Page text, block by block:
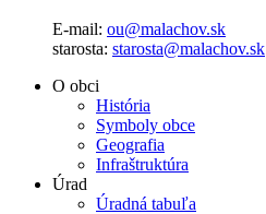
E-mail: ou@malachov.sk
starosta: starosta@malachov.sk
O obci
História
Symboly obce
Geografia
Infraštruktúra
Úrad
Úradná tabuľa